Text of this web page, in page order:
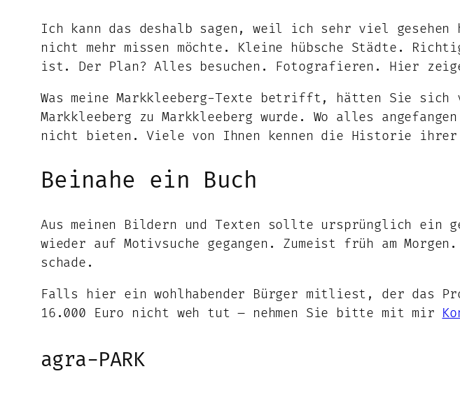
Ich kann das deshalb sagen, weil ich sehr viel gesehen
nicht mehr missen möchte. Kleine hübsche Städte.
ist. Der Plan? Alles besuchen. Fotografieren. Hier
Was meine Markkleeberg-Texte betrifft, hätten Sie sich
Markkleeberg zu Markkleeberg wurde. Wo alles
nicht bieten. Viele von Ihnen kennen die Historie
Beinahe ein Buch
Aus meinen Bildern und Texten sollte ursprünglich ein
wieder auf Motivsuche gegangen. Zumeist früh am
schade.
Falls hier ein wohlhabender Bürger mitliest, der das
16.000 Euro nicht weh tut – nehmen Sie bitte mit mir
agra-PARK